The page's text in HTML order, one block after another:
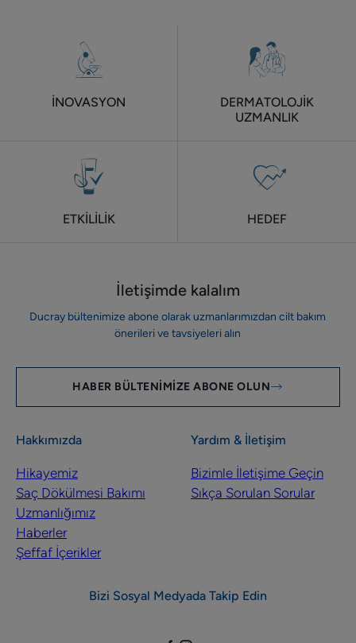
İNOVASYON
DERMATOLOJİK
UZMANLIK
ETKİLİLİK HEDEF
İletişimde kalalım
Ducray bültenimize abone olarak uzmanlarımızdan cilt bakım
önerileri ve tavsiyeleri alın
HABER BÜLTENIMIZE ABONE OLUN
Hakkımızda
Hikayemiz
Saç Dökülmesi Bakımı
Uzmanlığımız
Haberler
Şeffaf İçerikler
Yardım & İletişim
Bizimle İletişime Geçin
Sıkça Sorulan Sorular
Bizi Sosyal Medyada Takip Edin